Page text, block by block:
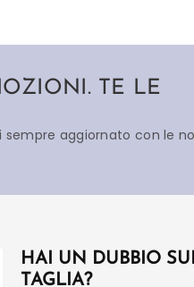
TE LE
sempre aggiornato con le
HAI UN DUBBIO
TAGLIA?